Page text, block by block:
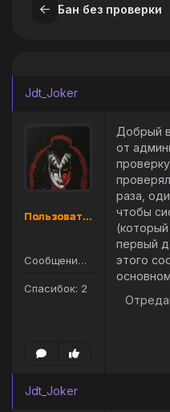
Бан без проверки
Jdt_Joker
Пользователь
Сообщений: 9
Спасибок: 2
Добрый
от
раза,
чтобы
первый
этого
Jdt_Joker